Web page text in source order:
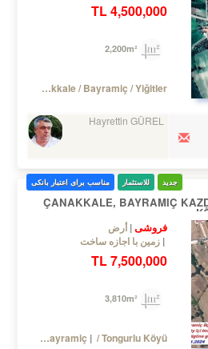
4,500,000 TL
Turkey Çanakkale / Bayramiç / Yiğitler
Hayrettin GÜREL
جدید للاستثمار مناسب برای اعتبار بانکی
ÇANAKKALE, BAYRAMIÇ
فروشی أرض
زمین با اجازه ساخت
7,500,000 TL
Turkey Çanakkale / Bayramiç / Tongurlu Köyü